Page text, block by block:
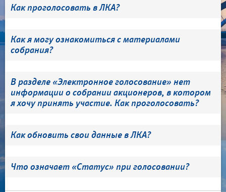
Как проголосовать в ЛКА?
Как я могу ознакомиться с материалами
собрания?
В разделе «Электронное голосование» нет
информации о собрании акционеров, в котором
я хочу принять участие. Как проголосовать?
Как обновить свои данные в ЛКА?
Что означает «Статус» при голосовании?